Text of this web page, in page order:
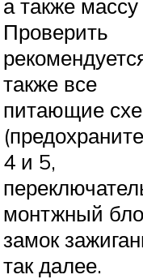
а также
Проверить
также все
питающие
4 и 5,
монтжный
замок
так далее.